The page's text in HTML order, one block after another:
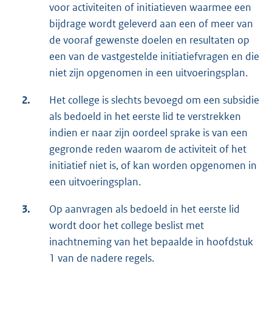
voor activiteiten of initiatieven waarmee een
bijdrage wordt geleverd aan een of meer van
de vooraf gewenste doelen en resultaten op
een van de vastgestelde initiatiefvragen en die
niet zijn opgenomen in een uitvoeringsplan.
2.
Het college is slechts bevoegd om een subsidie
als bedoeld in het eerste lid te verstrekken
indien er naar zijn oordeel sprake is van een
gegronde reden waarom de activiteit of het
initiatief niet is, of kan worden opgenomen in
een uitvoeringsplan.
3.
Op aanvragen als bedoeld in het eerste lid
wordt door het college beslist met
inachtneming van het bepaalde in hoofdstuk
1 van de nadere regels.